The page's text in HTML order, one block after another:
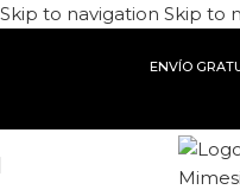
Skip to navigation Skip to
ENVÍO